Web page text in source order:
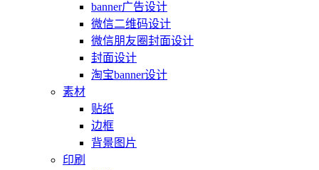
banner广告设计
微信二维码设计
微信朋友圈封面设计
封面设计
淘宝banner设计
素材
贴纸
边框
背景图片
印刷